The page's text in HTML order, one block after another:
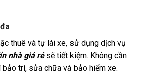
thuê và tự lái xe, sử dụng dịch vụ
nhà giá rẻsẽ tiết kiệm. Không cần
trì, sửa chữa và bảo hiểm xe.